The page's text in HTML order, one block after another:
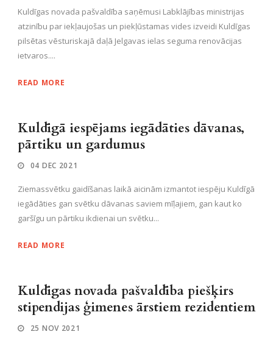
Kuldīgas novada pašvaldība saņēmusi Labklājības ministrijas
atzinību par iekļaujošas un piekļūstamas vides izveidi Kuldīgas
pilsētas vēsturiskajā daļā Jelgavas ielas seguma renovācijas
ietvaros....
READ MORE
Kuldīgā iespējams iegādāties dāvanas,
pārtiku un gardumus
04 DEC 2021
Ziemassvētku gaidīšanas laikā aicinām izmantot iespēju Kuldīgā
iegādāties gan svētku dāvanas saviem mīļajiem, gan kaut ko
garšīgu un pārtiku ikdienai un svētku...
READ MORE
Kuldīgas novada pašvaldība piešķirs
stipendijas ģimenes ārstiem rezidentiem
25 NOV 2021